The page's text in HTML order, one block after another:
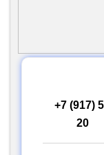
+7 (917)
20